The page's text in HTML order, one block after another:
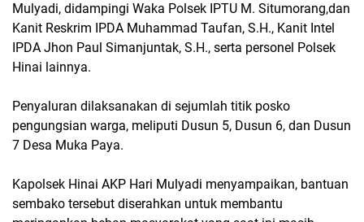
Mulyadi, didampingi Waka Polsek IPTU M. Situmorang,dan
Kanit Reskrim IPDA Muhammad Taufan, S.H., Kanit Intel
IPDA Jhon Paul Simanjuntak, S.H., serta personel Polsek
Hinai lainnya.
Penyaluran dilaksanakan di sejumlah titik posko
pengungsian warga, meliputi Dusun 5, Dusun 6, dan Dusun
7 Desa Muka Paya.
Kapolsek Hinai AKP Hari Mulyadi menyampaikan, bantuan
sembako tersebut diserahkan untuk membantu